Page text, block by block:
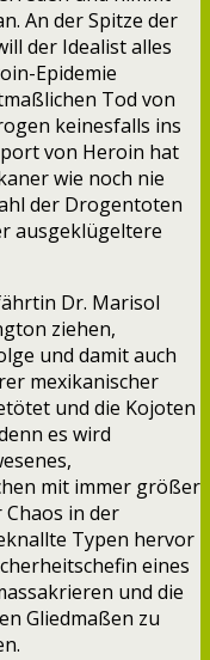
An der Spitze der
der Idealist alles
Epidemie
Tod von
keinesfalls ins
von Heroin hat
wie noch nie
der Drogentoten
ausgeklügeltere
Dr. Marisol
ziehen,
und damit auch
mexikanischer
und die Kojoten
es wird
mit immer größer
in der
Typen hervor
eines
und die
Gliedmaßen zu